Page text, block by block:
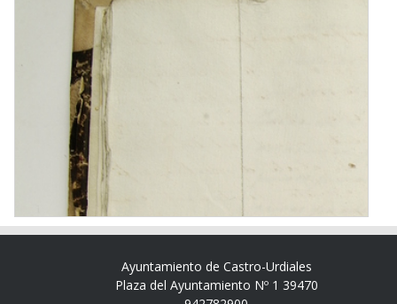
Ayuntamiento de Castro-Urdiales
Plaza del Ayuntamiento Nº 1 39470